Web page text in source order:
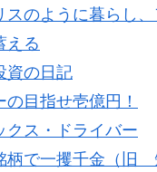
スのように暮らし
える
資の日記
の目指せ壱億円！
クス・ドライバー
柄で一攫千金（旧